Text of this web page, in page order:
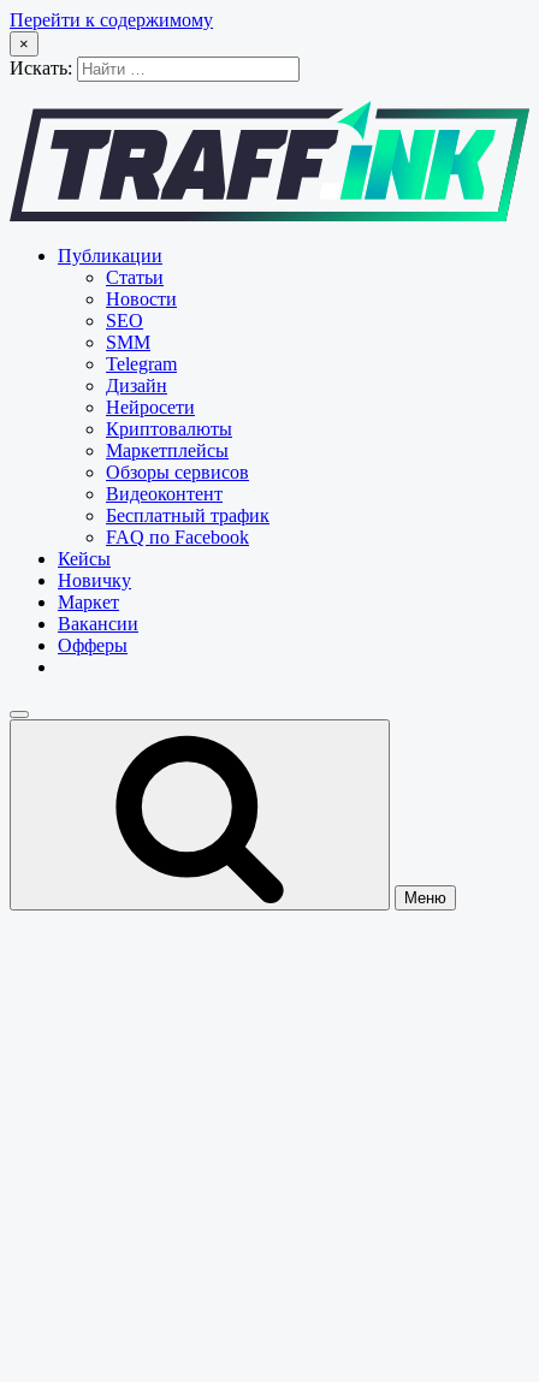
Перейти к содержимому
×
Искать:
Публикации
Статьи
Новости
SEO
SMM
Telegram
Дизайн
Нейросети
Криптовалюты
Маркетплейсы
Обзоры сервисов
Видеоконтент
Бесплатный трафик
FAQ по Facebook
Кейсы
Новичку
Маркет
Вакансии
Офферы
Меню